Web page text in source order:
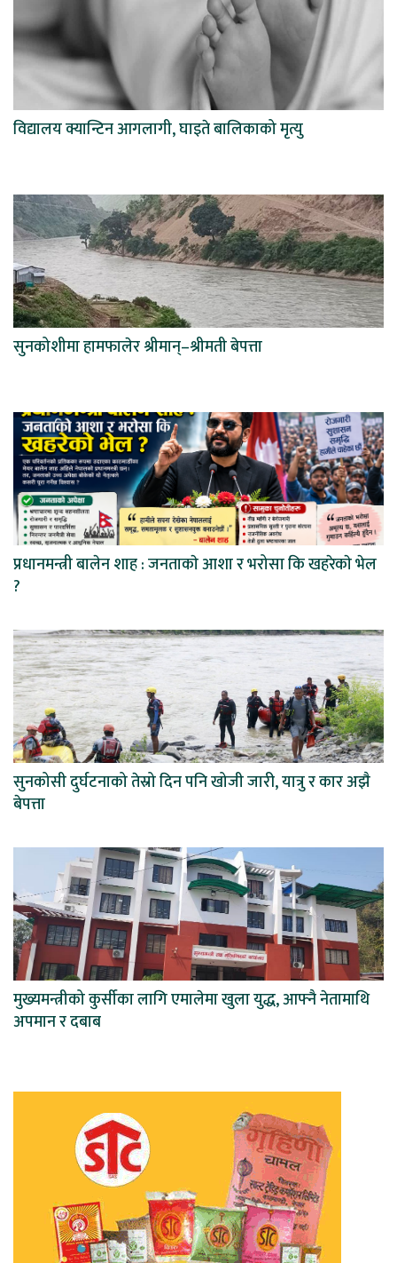
विद्यालय क्यान्टिन आगलागी, घाइते बालिकाको मृत्यु
सुनकोशीमा हामफालेर श्रीमान्–श्रीमती बेपत्ता
प्रधानमन्त्री बालेन शाह : जनताकाे आशा र भरोसा कि खहरेकाे भेल
?
सुनकोसी दुर्घटनाको तेस्रो दिन पनि खोजी जारी, यात्रु र कार अझै
बेपत्ता
मुख्यमन्त्रीको कुर्सीका लागि एमालेमा खुला युद्ध, आफ्नै नेतामाथि
अपमान र दबाब